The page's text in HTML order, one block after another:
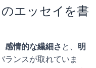
エッセイを書
感情的な繊細さ と、 明
ランスが取れていま